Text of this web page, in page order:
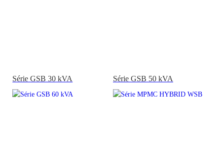
Série GSB 30 kVA Série GSB 50 kVA